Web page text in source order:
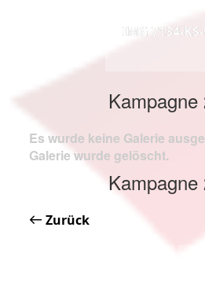
IMG 7134-
Kampagne
Es wurde keine Galerie
Galerie wurde gelöscht.
Kampagne
Zurück